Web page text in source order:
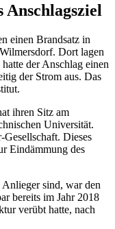
einen Brandsatz in
Dort lagen
der Anschlag einen
der Strom aus. Das
ihren Sitz am
Universität.
Dieses
Eindämmung des
Anlieger sind, war den
bereits im Jahr 2018
verübt hatte, nach